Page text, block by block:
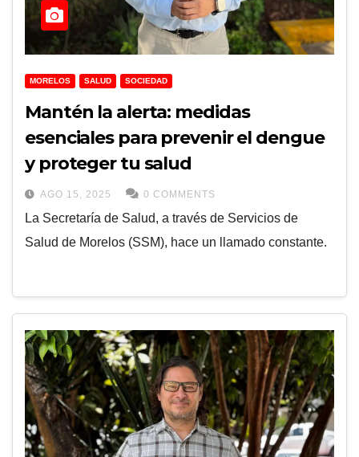
MORELOS SALUD SOCIEDAD
Mantén la alerta: medidas
esenciales para prevenir el dengue
y proteger tu salud
AGO 15, 2025 0 COMMENTS
La Secretaría de Salud, a través de Servicios de
Salud de Morelos (SSM), hace un llamado constante.